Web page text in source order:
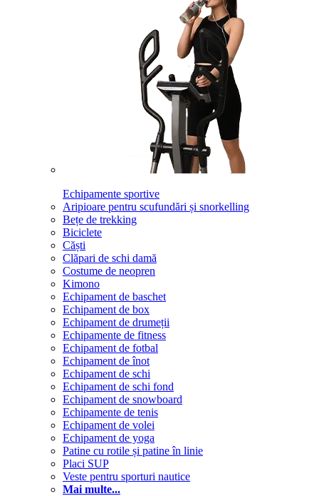
Echipamente sportive
Aripioare pentru scufundări și snorkelling
Bețe de trekking
Biciclete
Căști
Clăpari de schi damă
Costume de neopren
Kimono
Echipament de baschet
Echipament de box
Echipament de drumeții
Echipamente de fitness
Echipament de fotbal
Echipament de înot
Echipament de schi
Echipament de schi fond
Echipament de snowboard
Echipamente de tenis
Echipament de volei
Echipament de yoga
Patine cu rotile și patine în linie
Placi SUP
Veste pentru sporturi nautice
Mai multe...